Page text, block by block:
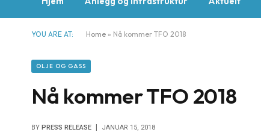
YOU ARE AT: Home » Nå kommer TFO 2018
OLJE OG GASS
Nå kommer TFO 2018
BY PRESS RELEASE JANUAR 15, 2018